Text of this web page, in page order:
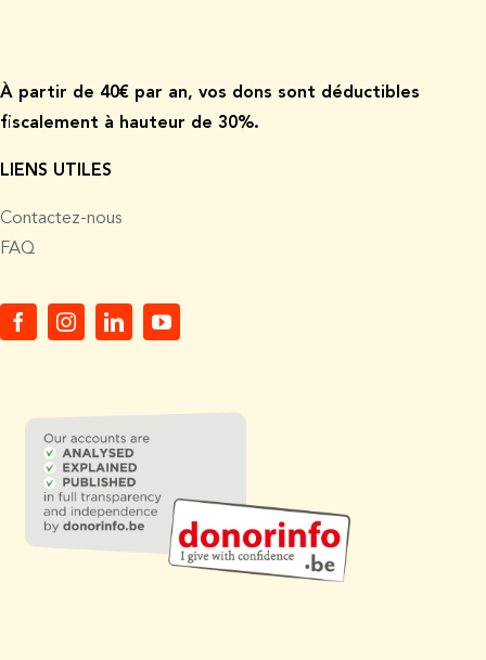
À partir de 40€ par an, vos dons sont déductibles
fiscalement à hauteur de 30%.
LIENS UTILES
Contactez-nous
FAQ